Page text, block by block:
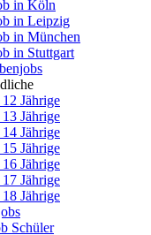
in Köln
in Leipzig
in München
in Stuttgart
Jährige
Jährige
Jährige
Jährige
Jährige
Jährige
Jährige
Schüler